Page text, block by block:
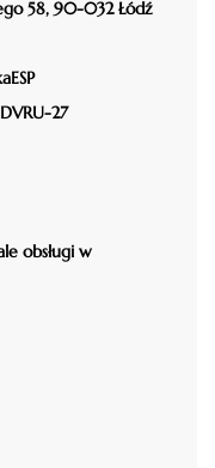
58, 90-032 Łódź
27
obsługi w